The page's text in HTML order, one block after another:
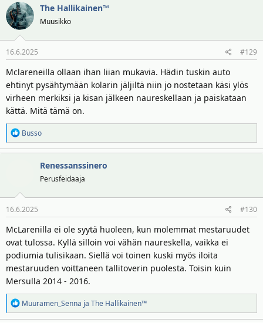
The Hallikainen™
Muusikko
16.6.2025 #129
Mclareneilla ollaan ihan liian mukavia. Hädin tuskin auto
ehtinyt pysähtymään kolarin jäljiltä niin jo nostetaan käsi ylös
virheen merkiksi ja kisan jälkeen naureskellaan ja paiskataan
kättä. Mitä tämä on.
R
e
a
o
t
Busso
Renessanssinero
Perusfeidaaja
16.6.2025 #130
McLarenilla ei ole syytä huoleen, kun molemmat mestaruudet
ovat tulossa. Kyllä silloin voi vähän naureskella, vaikka ei
podiumia tulisikaan. Siellä voi toinen kuski myös iloita
mestaruuden voittaneen tallitoverin puolesta. Toisin kuin
Mersulla 2014 - 2016.
R
e
Muuramen_Senna ja The Hallikainen™